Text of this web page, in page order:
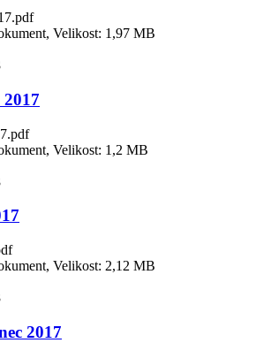
Velikost: 1,97 MB
Velikost: 1,2 MB
Velikost: 2,12 MB
2017